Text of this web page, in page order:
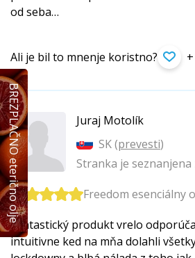
od seba…
Ali je bil to mnenje koristno?
Juraj Motolík
SK (prevesti)
Stranka je
Freedom esenciálny
Fantastický produkt vrelo
intuitivne ked na mňa dolahli
BREZPLAČNO eterično olje